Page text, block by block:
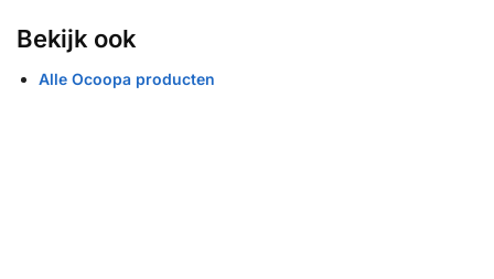
Bekijk ook
Alle Ocoopa producten